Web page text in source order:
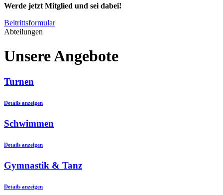
Werde jetzt Mitglied und sei dabei!
Beitrittsformular
Abteilungen
Unsere Angebote
Turnen
Details anzeigen
Schwimmen
Details anzeigen
Gymnastik & Tanz
Details anzeigen